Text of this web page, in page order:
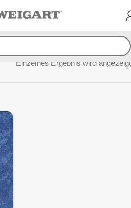
Einzelnes Ergebnis wird angezeigt